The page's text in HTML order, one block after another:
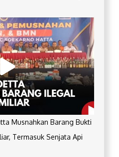
Musnahkan Barang Bukti
Termasuk Senjata Api